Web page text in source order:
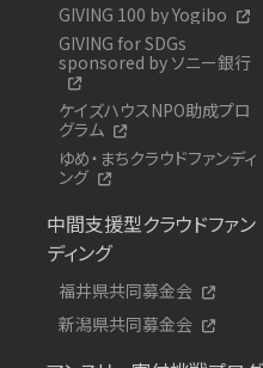
GIVING 100 by Yogibo
GIVING for SDGs
sponsored by ソニー銀行
ケイズハウスNPO助成プロ
グラム
ゆめ・まちクラウドファンディ
ング
中間支援型クラウドファン
ディング
福井県共同募金会
新潟県共同募金会